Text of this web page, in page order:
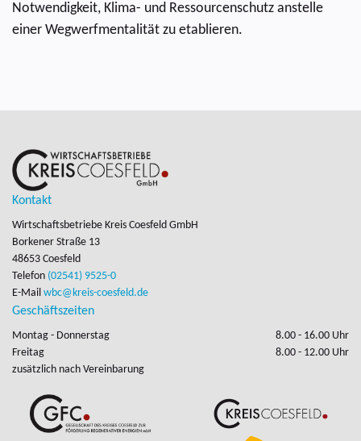
Notwendigkeit, Klima- und Ressourcenschutz anstelle
einer Wegwerfmentalität zu etablieren.
Kontakt
Wirtschaftsbetriebe Kreis Coesfeld GmbH
Borkener Straße 13
48653 Coesfeld
Telefon (02541) 9525-0
E-Mail wbc@kreis-coesfeld.de
Geschäftszeiten
Montag - Donnerstag
8.00 - 16.00 Uhr
Freitag
8.00 - 12.00 Uhr
zusätzlich nach Vereinbarung